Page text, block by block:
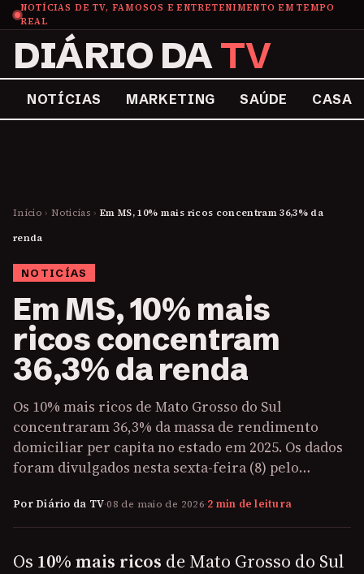
NOTÍCIAS DE TV, FAMOSOS E ENTRETENIMENTO EM TEMPO
REAL
DIÁRIO DATV
NOTÍCIAS MARKETING SAÚDE CASA
Início › Noticías › Em MS, 10% mais ricos concentram 36,3% da
renda
NOTICÍAS
Em MS, 10% mais
ricos concentram
36,3% da renda
Os 10% mais ricos de Mato Grosso do Sul
concentraram 36,3% da massa de rendimento
domiciliar per capita no estado em 2025. Os dados
foram divulgados nesta sexta-feira (8) pelo…
Por Diário da TV·08 de maio de 2026·2 min de leitura
Os 10% mais ricos de Mato Grosso do Sul